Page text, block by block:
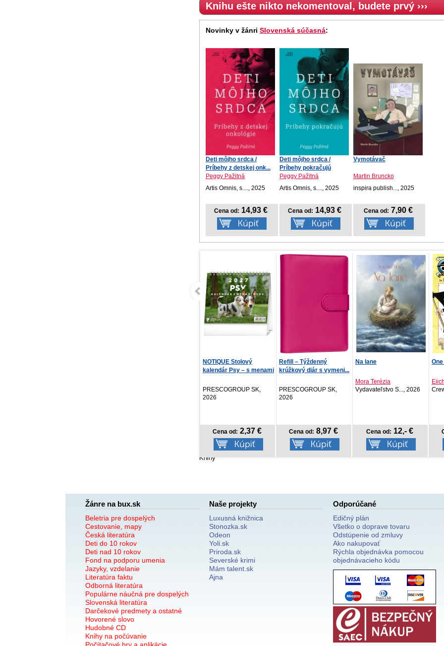
Knihu ešte nikto nekomentoval, budete prvý ›››
Novinky v žánri Slovenská súčasná:
Deti môjho srdca /
Príbehy z detskej onk...
Peggy Pažitná
Artis Omnis, s...., 2025
Cena od: 14,93 €
Deti môjho srdca /
Príbehy pokračujú
Peggy Pažitná
Artis Omnis, s...., 2025
Cena od: 14,93 €
Vymotávač
Martin Bruncko
inspira publish..., 2025
Cena od: 7,90 €
Refill – Týždenný
krúžkový diár s vymeni...
PRESCOGROUP SK,
2026
Cena od: 8,97 €
Na lane
Vydavateľstvo S..., 2026
Cena od: 12,- €
One Piece 16: Pochodeň
Eiichiro Oda
Crew, 2026
Cena od:8,77 €
Knihy
Žánre na bux.sk
Beletria pre dospelých
Cestovanie, mapy
Česká literatúra
Deti do 10 rokov
Deti nad 10 rokov
Fond na podporu umenia
Jazyky, vzdelanie
Literatúra faktu
Odborná literatúra
Populárne náučná pre dospelých
Slovenská literatúra
Darčekové predmety a ostatné
Hovorené slovo
Hudobné CD
Knihy na počúvanie
Naše projekty
Luxusná knižnica
Stonozka.sk
Odeon
Yoli.sk
Priroda.sk
Severské krimi
Mám talent.sk
Ajna
Odporúčané
Edičný plán
Všetko o doprave tovaru
Odstúpenie od zmluvy
Ako nakupovať
Rýchla objednávka pomocou
objednávacieho kódu